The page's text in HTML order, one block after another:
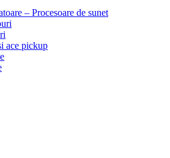
– Procesoare de sunet
ace pickup